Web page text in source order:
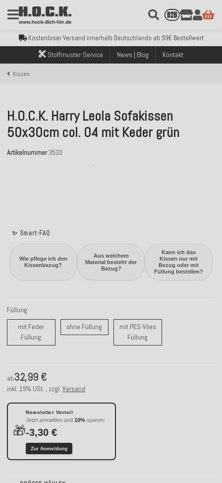
Kostenloser Versand innerhalb Deutschlands ab 99€ Bestellwert
Über 120.000 erfolgreich versendete Bestellungen
Kostenloser Versand innerhalb Deutschlands ab 99€ Bestellwert
Über 120.000 erfolgreich versendete Bestellungen
Sicher bezahlen mit Klarna, PayPal & Amazon Pay
Kostenloser Versand innerhalb Deutschlands ab 99€ Bestellwert
Stoffmuster-Service News | Blog Kontakt
Kissen
✨ Smart-FAQ
Wie pflege ich den
Kissenbezug?
Aus welchem
Material besteht der
Bezug?
Kann ich das
Kissen nur mit
Bezug oder mit
Füllung bestellen?
H.O.C.K. Harry Leola Sofakissen
50x30cm col. 04 mit Keder grün
Artikelnummer3533
Füllung
mit Feder
Füllung mit Feder Füllung
ohne Füllung ohne Füllung
mit PES-Vlies
Füllung
ab32,99 €
inkl. 19% USt. , zzgl. Versand
🎁
Newsletter Vorteil
Jetzt anmelden und 10% sparen:
-3,30 €
Zur Anmeldung